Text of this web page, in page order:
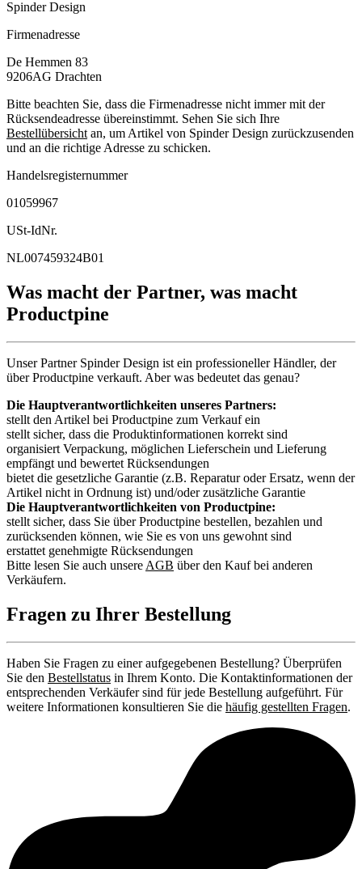
Spinder Design
Firmenadresse
De Hemmen 83
9206AG Drachten
Bitte beachten Sie, dass die Firmenadresse nicht immer mit der
Rücksendeadresse übereinstimmt. Sehen Sie sich Ihre
Bestellübersicht an, um Artikel von Spinder Design zurückzusenden
und an die richtige Adresse zu schicken.
Handelsregisternummer
01059967
USt-IdNr.
NL007459324B01
Was macht der Partner, was macht
Productpine
Unser Partner Spinder Design ist ein professioneller Händler, der
über Productpine verkauft. Aber was bedeutet das genau?
Die Hauptverantwortlichkeiten unseres Partners:
stellt den Artikel bei Productpine zum Verkauf ein
stellt sicher, dass die Produktinformationen korrekt sind
organisiert Verpackung, möglichen Lieferschein und Lieferung
empfängt und bewertet Rücksendungen
bietet die gesetzliche Garantie (z.B. Reparatur oder Ersatz, wenn der
Artikel nicht in Ordnung ist) und/oder zusätzliche Garantie
Die Hauptverantwortlichkeiten von Productpine:
stellt sicher, dass Sie über Productpine bestellen, bezahlen und
zurücksenden können, wie Sie es von uns gewohnt sind
erstattet genehmigte Rücksendungen
Bitte lesen Sie auch unsere AGB über den Kauf bei anderen
Verkäufern.
Fragen zu Ihrer Bestellung
Haben Sie Fragen zu einer aufgegebenen Bestellung? Überprüfen
Sie den Bestellstatus in Ihrem Konto. Die Kontaktinformationen der
entsprechenden Verkäufer sind für jede Bestellung aufgeführt. Für
weitere Informationen konsultieren Sie die häufig gestellten Fragen.